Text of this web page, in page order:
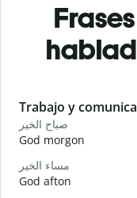
Slide 1 of 6
Trabajo y
صباح الخير
God morgon
مساء الخير
God afton